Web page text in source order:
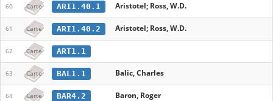
60 Carte ARI1.40.1 Aristotel; Ross, W.D.
61 Carte ARI1.40.2 Aristotel; Ross, W.D.
62 Carte ART1.1
63 Carte BAL1.1 Balic, Charles
64 Carte BAR4.2 Baron, Roger